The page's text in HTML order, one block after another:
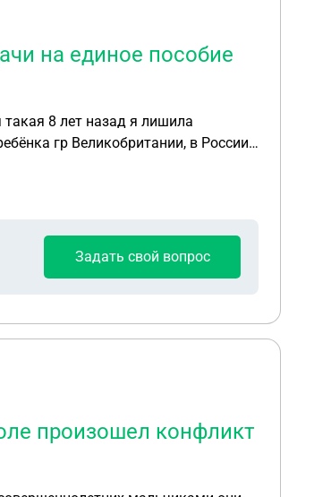
на единое пособие
такая 8 лет назад я лишила
гр Великобритании, в России
я не получала и не получаю
Задать свой вопрос
произошел конфликт